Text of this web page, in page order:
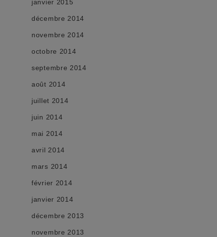
janvier 2015
décembre 2014
novembre 2014
octobre 2014
septembre 2014
août 2014
juillet 2014
juin 2014
mai 2014
avril 2014
mars 2014
février 2014
janvier 2014
décembre 2013
novembre 2013